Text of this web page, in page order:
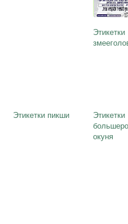
Этикетки
Этикетки пикши
Этикетки
окуня